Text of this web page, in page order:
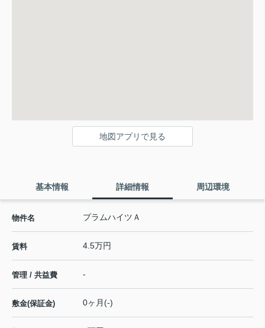
地図アプリで見る
基本情報 詳細情報 周辺環境
物件名 プラムハイツＡ
賃料 4.5万円
管理 / 共益費 -
敷金(保証金) 0ヶ月(-)